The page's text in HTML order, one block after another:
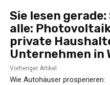
Sie lesen gerade:
alle:
private
Unternehmen in
Vorheriger Artikel
Wie Autohäuser prosperieren: